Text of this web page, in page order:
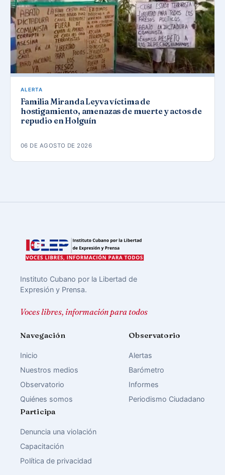
ALERTA
Familia Miranda Leyva víctima de
hostigamiento, amenazas de muerte y actos de
repudio en Holguín
06 DE AGOSTO DE 2026
Instituto Cubano por la Libertad de
Expresión y Prensa.
Voces libres, información para todos
Navegación
Inicio
Nuestros medios
Observatorio
Quiénes somos
Observatorio
Alertas
Barómetro
Informes
Periodismo Ciudadano
Participa
Denuncia una violación
Capacitación
Política de privacidad